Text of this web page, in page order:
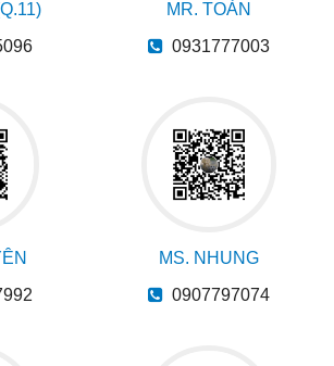
MR. TOÀN
0931777003
MS. NHUNG
0907797074